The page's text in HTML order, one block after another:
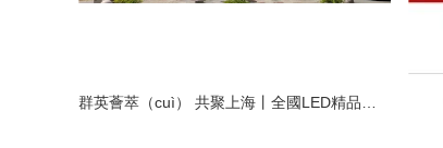
群英薈萃（cuì） 共聚上海丨全國LED精品巡展攜手共謀行業發展大計